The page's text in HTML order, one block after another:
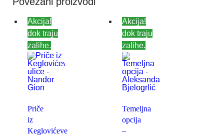
Akcija!
dok traju
zalihe.
Priče
iz
Keglovićeve
Akcija!
dok traju
zalihe.
Temeljna
opcija
–